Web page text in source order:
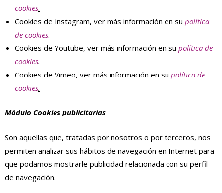
cookies.
Cookies de Instagram, ver más información en su política
de cookies.
Cookies de Youtube, ver más información en su política de
cookies.
Cookies de Vimeo, ver más información en su política de
cookies.
Módulo Cookies publicitarias
Son aquellas que, tratadas por nosotros o por terceros, nos
permiten analizar sus hábitos de navegación en Internet para
que podamos mostrarle publicidad relacionada con su perfil
de navegación.